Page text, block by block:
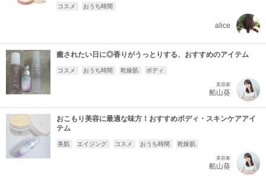
コスメ おうち時間
alice
癒されたい日に◎香りがうっとりする、おすすめのアイテム
コスメ おうち時間 乾燥肌 ボディ
美容家
船山葵
おこもり美容に最適な味方！おすすめボディ・スキンケアアイ
テム
美肌 エイジング コスメ おうち時間 乾燥肌
美容家
船山葵